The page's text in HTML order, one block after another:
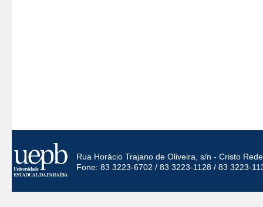
Rua Horácio Trajano de Oliveira, s/n - Cristo
Fone: 83 3223-6702 / 83 3223-1128 / 83 3223-